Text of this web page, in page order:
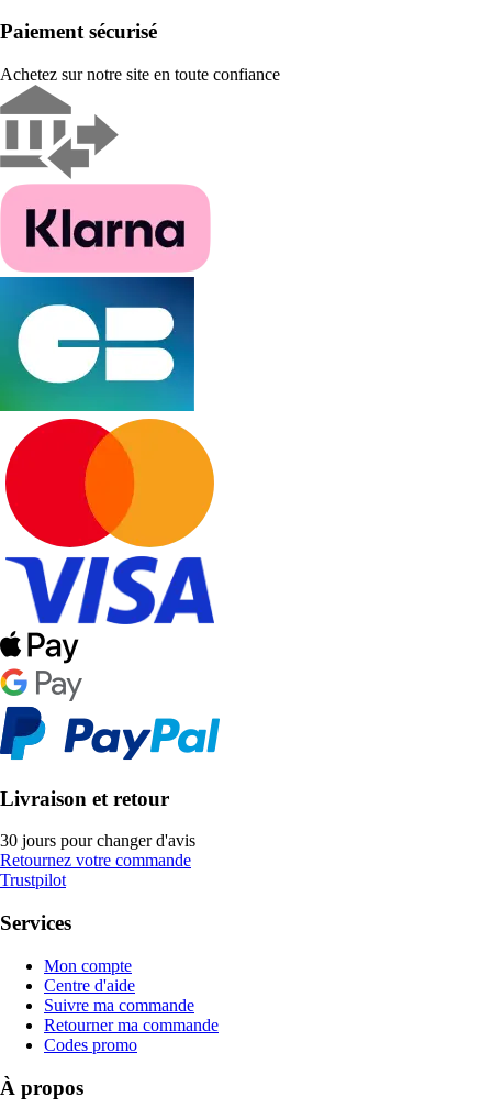
Paiement sécurisé
Achetez sur notre site en toute confiance
Livraison et retour
30 jours pour changer d'avis
Retournez votre commande
Trustpilot
Services
Mon compte
Centre d'aide
Suivre ma commande
Retourner ma commande
Codes promo
À propos